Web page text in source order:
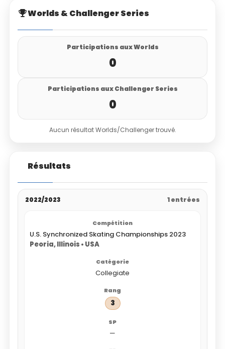
Worlds & Challenger Series
Participations aux Worlds
0
Participations aux Challenger Series
0
Aucun résultat Worlds/Challenger trouvé.
Résultats
2022/2023 1 entrées
U.S. Synchronized Skating Championships 2023
Peoria, Illinois • USA
Collegiate
3
—